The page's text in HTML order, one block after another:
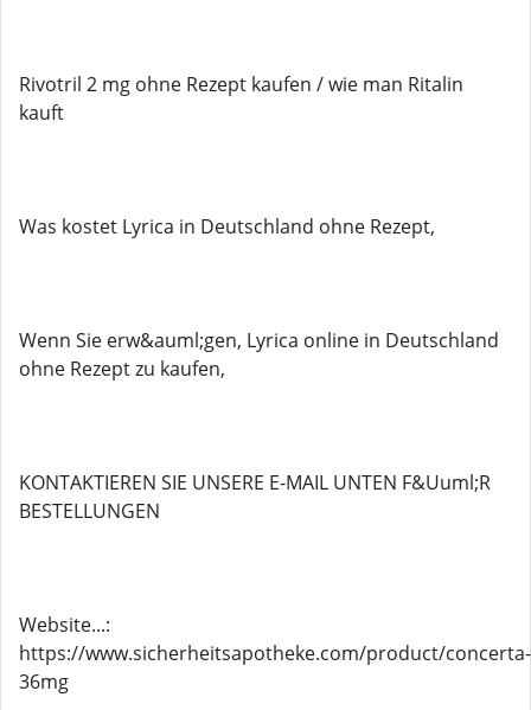
Rivotril 2 mg ohne Rezept kaufen / wie man Ritalin
kauft
Was kostet Lyrica in Deutschland ohne Rezept,
Wenn Sie erw&auml;gen, Lyrica online in Deutschland
ohne Rezept zu kaufen,
KONTAKTIEREN SIE UNSERE E-MAIL UNTEN F&Uuml;R
BESTELLUNGEN
Website...:
https://www.sicherheitsapotheke.com/product/concerta-
36mg